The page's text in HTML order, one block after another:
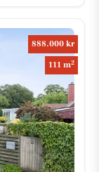
888.000 kr
111 m2